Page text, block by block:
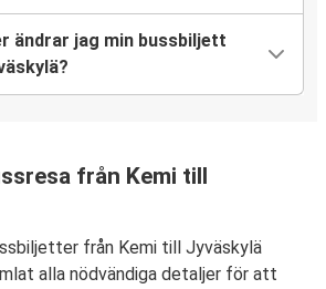
ändrar jag min bussbiljett
från Kemi till
från Kemi till Jyväskylä
alla nödvändiga detaljer för att